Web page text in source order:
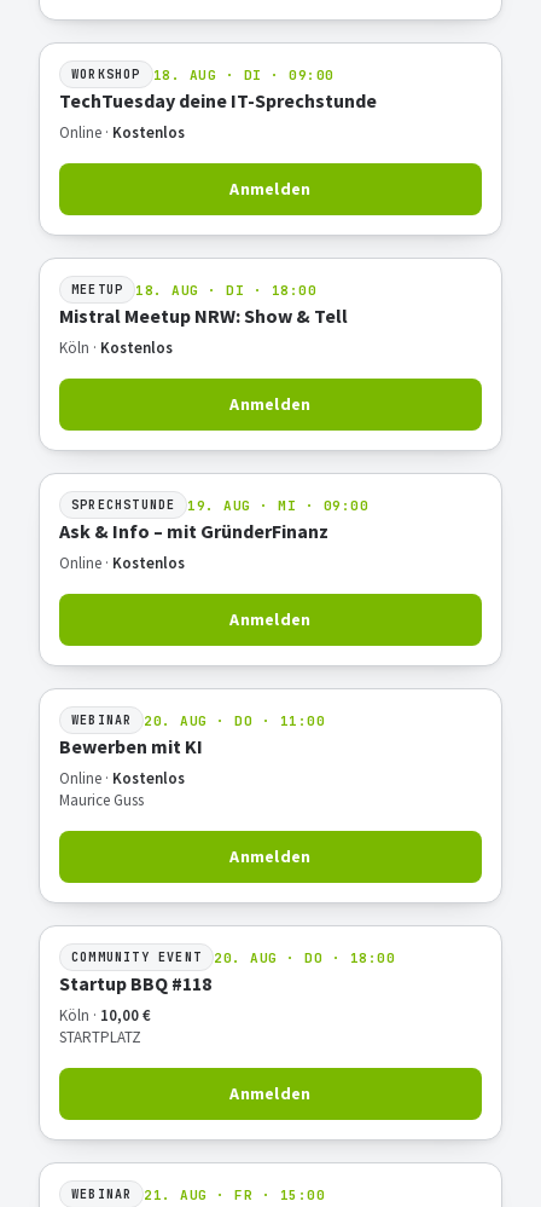
WORKSHOP 18. AUG · DI · 09:00
TechTuesday deine IT-Sprechstunde
Online · Kostenlos
Anmelden
MEETUP 18. AUG · DI · 18:00
Mistral Meetup NRW: Show & Tell
Köln · Kostenlos
Anmelden
SPRECHSTUNDE 19. AUG · MI · 09:00
Ask & Info – mit GründerFinanz
Online · Kostenlos
Anmelden
WEBINAR 20. AUG · DO · 11:00
Bewerben mit KI
Online · Kostenlos
Maurice Guss
Anmelden
COMMUNITY EVENT 20. AUG · DO · 18:00
Startup BBQ #118
Köln · 10,00 €
STARTPLATZ
Anmelden
WEBINAR 21. AUG · FR · 15:00